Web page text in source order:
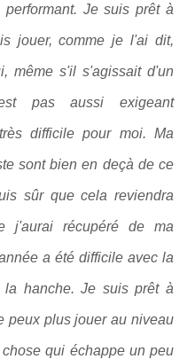
Je suis prêt à
jouer, comme je l'ai dit,
même s'il s'agissait d'un
pas aussi exigeant
difficile pour moi. Ma
sont bien en deçà de ce
sûr que cela reviendra
j'aurai récupéré de ma
a été difficile avec la
hanche. Je suis prêt à
peux plus jouer au niveau
qui échappe un peu